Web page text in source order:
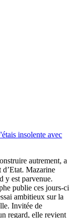
insolente avec
autrement, a
Mazarine
y est parvenue.
publie ces jours-ci
ambitieux sur la
Invitée de
regard, elle revient